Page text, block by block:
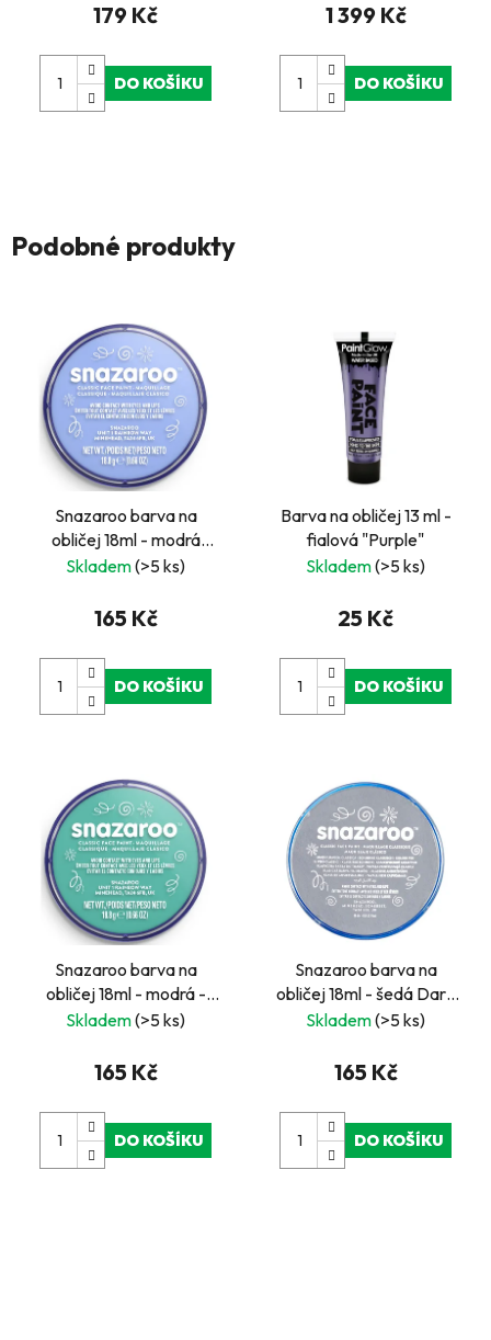
179 Kč
DO KOŠÍKU
1 399 Kč
DO KOŠÍKU
Podobné produkty
Snazaroo barva na
obličej 18ml - modrá
světlá - "Pale Blue"
Skladem(>5 ks)
165 Kč
DO KOŠÍKU
Barva na obličej 13 ml -
fialová "Purple"
Skladem(>5 ks)
25 Kč
DO KOŠÍKU
Snazaroo barva na
obličej 18ml - modrá -
odstín "Sea Blue"
Skladem(>5 ks)
165 Kč
DO KOŠÍKU
Snazaroo barva na
obličej 18ml - šedá Dark
Grey
Skladem(>5 ks)
165 Kč
DO KOŠÍKU